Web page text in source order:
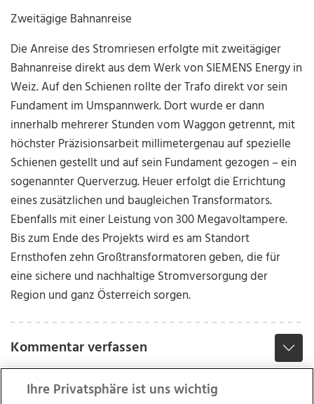
Zweitägige Bahnanreise
Die Anreise des Stromriesen erfolgte mit zweitägiger
Bahnanreise direkt aus dem Werk von SIEMENS Energy in
Weiz. Auf den Schienen rollte der Trafo direkt vor sein
Fundament im Umspannwerk. Dort wurde er dann
innerhalb mehrerer Stunden vom Waggon getrennt, mit
höchster Präzisionsarbeit millimetergenau auf spezielle
Schienen gestellt und auf sein Fundament gezogen – ein
sogenannter Querverzug.Heuer erfolgt die Errichtung
eines zusätzlichen und baugleichen Transformators.
Ebenfalls mit einer Leistung von 300 Megavoltampere.
Bis zum Ende des Projekts wird es am Standort
Ernsthofen zehn Großtransformatoren geben, die für
eine sichere und nachhaltige Stromversorgung der
Region und ganz Österreich sorgen.
Kommentar verfassen
Ihre Privatsphäre ist uns wichtig